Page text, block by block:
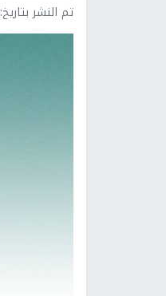
تم النشر بتاريخ: